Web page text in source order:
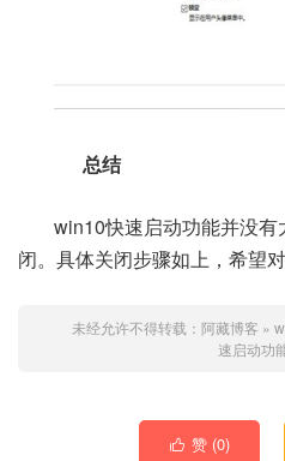
总结
win10快速启动功能并没
闭。具体关闭步骤如上，希望
未经允许不得转载： 阿藏博客 »
速启动功
 赞 (0)